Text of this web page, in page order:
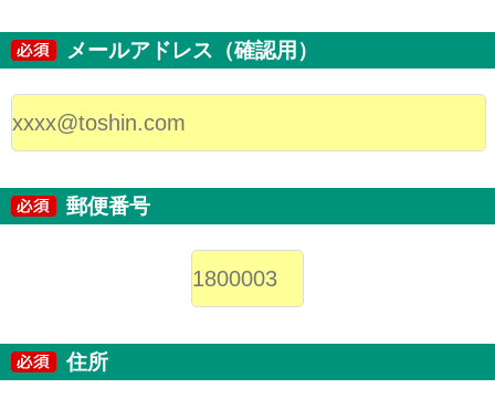
メールアドレス（確認用）
郵便番号
住所